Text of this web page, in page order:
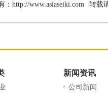
： http://www.asiaseiki.com 转载
新闻资讯
公司新闻